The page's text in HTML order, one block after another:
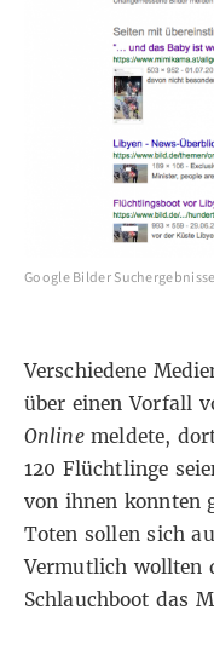
Google Bilder
Verschiedene
über einen Vorfall
Online meldete,
120 Flüchtlinge
von ihnen konnten
Toten sollen sich
Vermutlich wollten
Schlauchboot das